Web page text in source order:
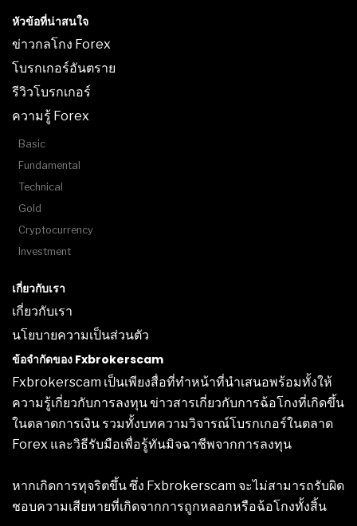
หัวข้อที่น่าสนใจ
ข่าวกลโกง Forex
โบรกเกอร์อันตราย
รีวิวโบรกเกอร์
ความรู้ Forex
Basic
Fundamental
Technical
Gold
Cryptocurrency
Investment
เกี่ยวกับเรา
เกี่ยวกับเรา
นโยบายความเป็นส่วนตัว
ข้อจำกัดของ Fxbrokerscam
Fxbrokerscam เป็นเพียงสื่อที่ทำหน้าที่นำเสนอพร้อมทั้งให้
ความรู้เกี่ยวกับการลงทุน ข่าวสารเกี่ยวกับการฉ้อโกงที่เกิดขึ้น
ในตลาดการเงิน รวมทั้งบทความวิจารณ์โบรกเกอร์ในตลาด
Forex และวิธีรับมือเพื่อรู้ทันมิจฉาชีพจากการลงทุน
หากเกิดการทุจริตขึ้น ซึ่ง Fxbrokerscam จะไม่สามารถรับผิด
ชอบความเสียหายที่เกิดจากการถูกหลอกหรือฉ้อโกงทั้งสิ้น